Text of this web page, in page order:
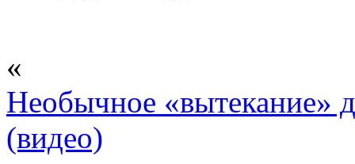
«
Необычное «вытекание»
(видео)